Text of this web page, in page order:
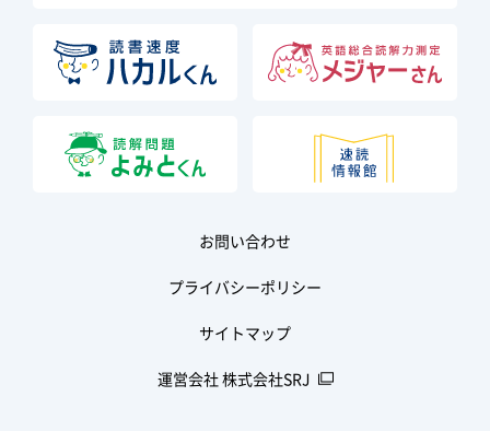
お問い合わせ
プライバシーポリシー
サイトマップ
運営会社 株式会社SRJ